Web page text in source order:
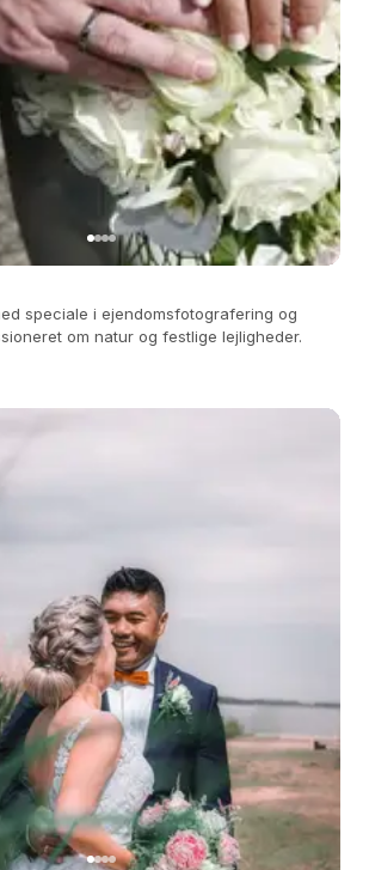
speciale i ejendomsfotografering og
om natur og festlige lejligheder.